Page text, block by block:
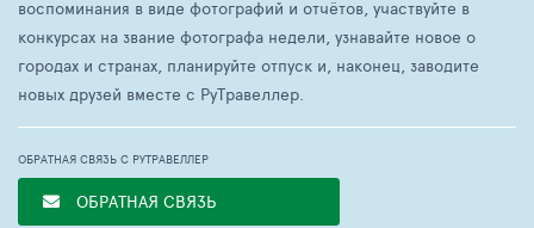
воспоминания в виде фотографий и отчётов, участвуйте в
конкурсах на звание фотографа недели, узнавайте новое о
городах и странах, планируйте отпуск и, наконец, заводите
новых друзей вместе с РуТравеллер.
ОБРАТНАЯ СВЯЗЬ С РУТРАВЕЛЛЕР
ОБРАТНАЯ СВЯЗЬ